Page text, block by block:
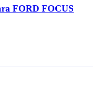
FORD FOCUS